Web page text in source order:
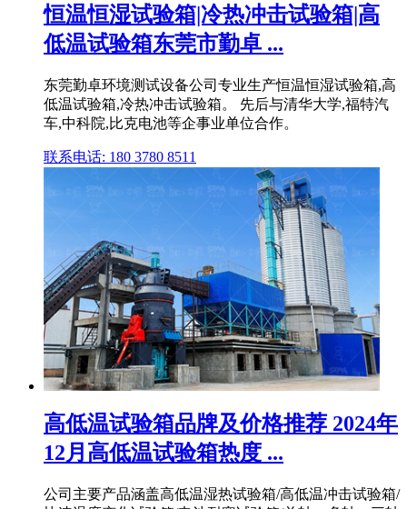
恒温恒湿试验箱|冷热冲击试验箱|高
低温试验箱东莞市勤卓 ...
东莞勤卓环境测试设备公司专业生产恒温恒湿试验箱,高
低温试验箱,冷热冲击试验箱。 先后与清华大学,福特汽
车,中科院,比克电池等企事业单位合作。
联系电话: 180 3780 8511
高低温试验箱品牌及价格推荐 2024年
12月高低温试验箱热度 ...
公司主要产品涵盖高低温湿热试验箱/高低温冲击试验箱/